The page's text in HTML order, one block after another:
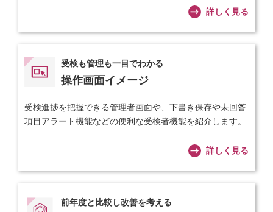
詳しく見る
受検も管理も一目でわかる
操作画面イメージ
受検進捗を把握できる管理者画面や、下書き保存や未回答
項目アラート機能などの便利な受検者機能を紹介します。
詳しく見る
前年度と比較し改善を考える